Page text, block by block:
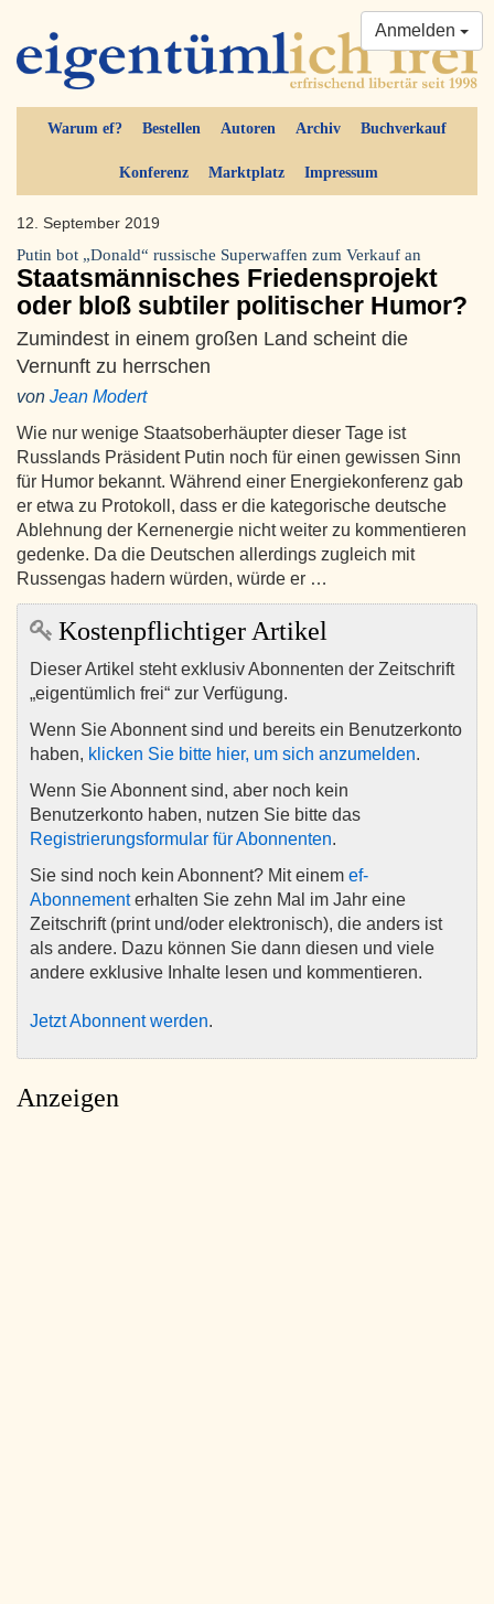
Warum ef? Bestellen Autoren Archiv Buchverkauf
Konferenz Marktplatz Impressum
Anmelden
12. September 2019
Putin bot „Donald“ russische Superwaffen zum Verkauf an
Staatsmännisches Friedensprojekt
oder bloß subtiler politischer Humor?
Zumindest in einem großen Land scheint die
Vernunft zu herrschen
von Jean Modert
Wie nur wenige Staatsoberhäupter dieser Tage ist
Russlands Präsident Putin noch für einen gewissen Sinn
für Humor bekannt. Während einer Energiekonferenz gab
er etwa zu Protokoll, dass er die kategorische deutsche
Ablehnung der Kernenergie nicht weiter zu kommentieren
gedenke. Da die Deutschen allerdings zugleich mit
Russengas hadern würden, würde er …
Kostenpflichtiger Artikel
Dieser Artikel steht exklusiv Abonnenten der Zeitschrift
„eigentümlich frei“ zur Verfügung.
Wenn Sie Abonnent sind und bereits ein Benutzerkonto
haben, klicken Sie bitte hier, um sich anzumelden.
Wenn Sie Abonnent sind, aber noch kein
Benutzerkonto haben, nutzen Sie bitte das
Registrierungsformular für Abonnenten.
Sie sind noch kein Abonnent? Mit einem ef-
Abonnementerhalten Sie zehn Mal im Jahr eine
Zeitschrift (print und/oder elektronisch), die anders ist
als andere. Dazu können Sie dann diesen und viele
andere exklusive Inhalte lesen und kommentieren.
Jetzt Abonnent werden.
Anzeigen